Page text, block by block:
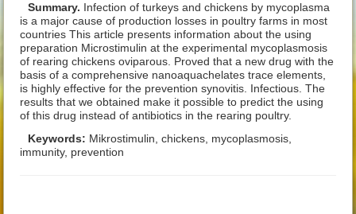
Summary. Infection of turkeys and chickens by mycoplasma
is a major cause of production losses in poultry farms in most
countries This article presents information about the using
preparation Microstimulin at the experimental mycoplasmosis
of rearing chickens oviparous. Proved that a new drug with the
basis of a comprehensive nanoaquachelates trace elements,
is highly effective for the prevention synovitis. Infectious. The
results that we obtained make it possible to predict the using
of this drug instead of antibiotics in the rearing poultry.
Keywords: Mikrostimulin, chickens, mycoplasmosis,
immunity, prevention